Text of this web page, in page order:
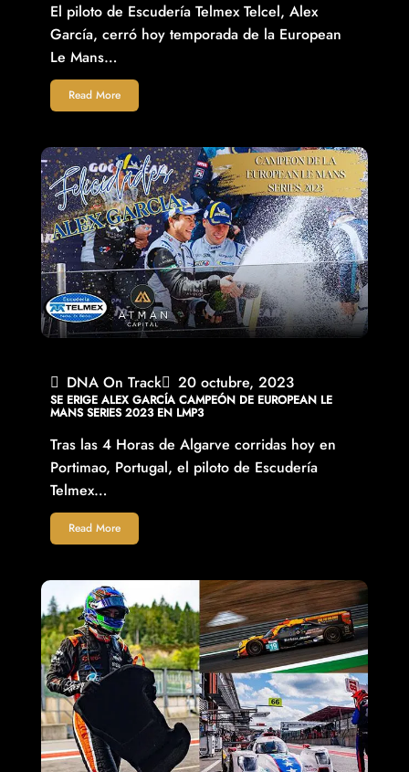
El piloto de Escudería Telmex Telcel, Alex
García, cerró hoy temporada de la European
Le Mans…
Read More
DNA On Track 20 octubre, 2023
SE ERIGE ALEX GARCÍA CAMPEÓN DE EUROPEAN LE
MANS SERIES 2023 EN LMP3
Tras las 4 Horas de Algarve corridas hoy en
Portimao, Portugal, el piloto de Escudería
Telmex…
Read More